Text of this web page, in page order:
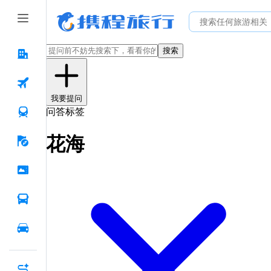
搜索
我要提问
问答标签
花海